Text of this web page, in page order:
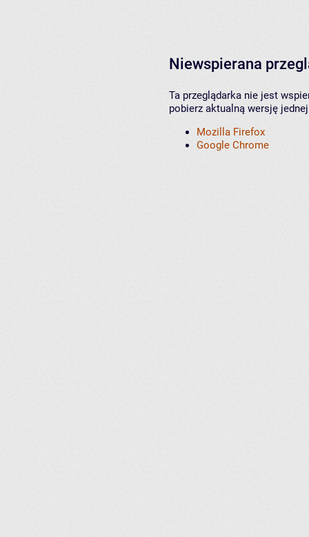
Niewspierana
Ta przeglądarka nie jest
pobierz aktualną wersję
Mozilla Firefox
Google Chrome